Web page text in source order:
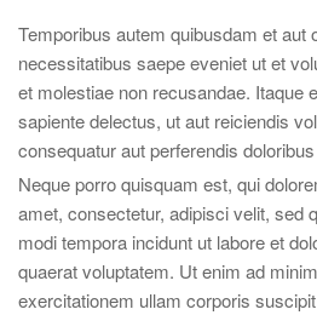
Temporibus autem quibusdam et aut
necessitatibus saepe eveniet ut et
et molestiae non recusandae. Itaque
sapiente delectus, ut aut reiciendis
consequatur aut perferendis
Neque porro quisquam est, qui
amet, consectetur, adipisci velit, sed
modi tempora incidunt ut labore et
quaerat voluptatem. Ut enim ad
exercitationem ullam corporis